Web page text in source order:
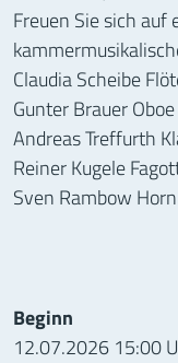
Freuen Sie sich
Claudia Scheibe
Gunter Brauer Oboe
Andreas Treffurth
Reiner Kugele
Sven Rambow Horn
Beginn
12.07.2026 15:00